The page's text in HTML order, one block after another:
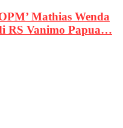
Mathias Wenda
RS Vanimo Papua…